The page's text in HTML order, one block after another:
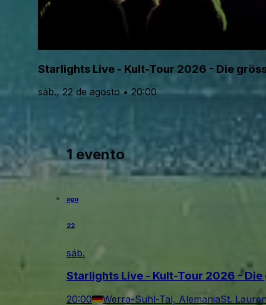
Starlights Live - Kult-Tour 2026 - Die
sáb., 22 de agosto • 20:00
1 evento
ago
22
sáb.
Starlights Live - Kult-Tour 2026 -
20:00 Werra-Suhl-Tal, AlemaniaSt.